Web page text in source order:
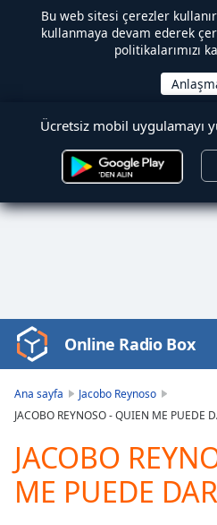
Bu web sitesi çerezler kullanır
kullanmaya devam ederek
politikalarımızı
Ücretsiz mobil uygulamayı
Video
Player
loading.
Video
Play
Skip
Backward
Online Radio Box
Ana sayfa
Jacobo Reynoso
JACOBO REYNOSO - QUIEN ME PUEDE
JACOBO
ME PUEDE